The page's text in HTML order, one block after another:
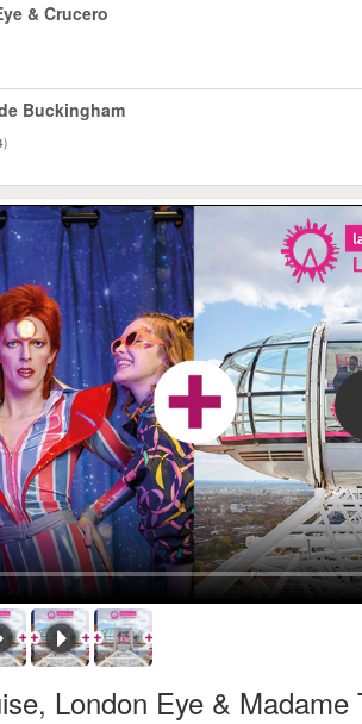
& Crucero
Buckingham
London Eye & Madame